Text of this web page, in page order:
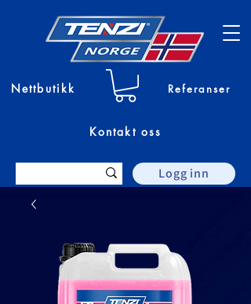
Nettbutikk Referanser
Kontakt oss
Logg inn